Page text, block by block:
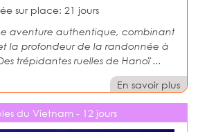
sur place: 21 jours
aventure authentique, combinant
la profondeur de la randonnée à
trépidantes ruelles de Hanoï ...
En savoir plus
du Vietnam - 12 jours